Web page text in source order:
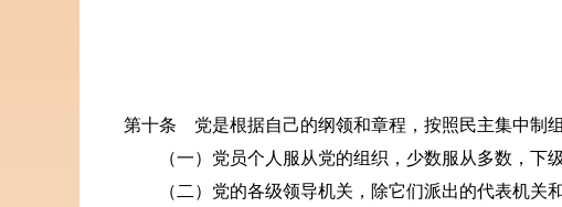
第十条 党是根据自己的纲领和章程，按照民主集中制
（一）党员个人服从党的组织，少数服从多数，下级
（二）党的各级领导机关，除它们派出的代表机关和